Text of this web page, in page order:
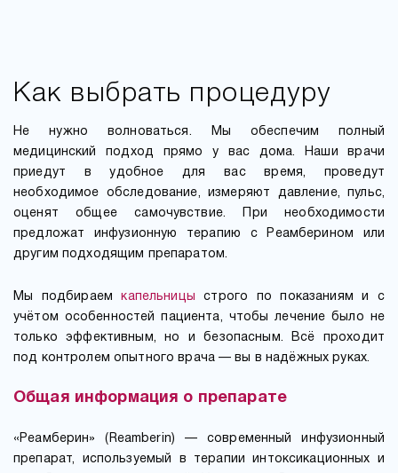
Как выбрать процедуру
Не нужно волноваться. Мы обеспечим полный
медицинский подход прямо у вас дома. Наши врачи
приедут в удобное для вас время, проведут
необходимое обследование, измеряют давление, пульс,
оценят общее самочувствие. При необходимости
предложат инфузионную терапию с Реамберином или
другим подходящим препаратом.
Мы подбираем капельницы
строго по показаниям и с
учётом особенностей пациента, чтобы лечение было не
только эффективным, но и безопасным. Всё проходит
под контролем опытного врача — вы в надёжных руках.
Общая информация о препарате
«Реамберин» (Reamberin) — современный инфузионный
препарат, используемый в терапии интоксикационных и